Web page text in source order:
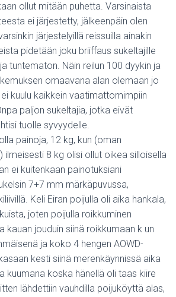
ollut mitään puhetta. Varsinaista
ei järjestetty, jälkeenpäin olen
järjestelyillä reissuilla ainakin
pidetään joku briiffaus sukeltajille
tuntematon. Näin reilun 100 dyykin ja
omaavana alan olemaan jo
kuulu kaikkein vaatimattomimpiin
paljon sukeltajia, jotka eivät
tuolle syvyydelle.
painoja, 12 kg, kun (oman
ilmeisesti 8 kg olisi ollut oikea silloisella
ei kuitenkaan painotuksiani
7+7 mm märkäpuvussa,
Keli Eiran poijulla oli aika hankala,
joten poijulla roikkuminen
kauan jouduin siinä roikkumaan k un
ja koko 4 hengen AOWD-
kesti siinä merenkäynnissä aika
kuumana koska hänellä oli taas kiire
lähdettiin vauhdilla poijuköyttä alas,